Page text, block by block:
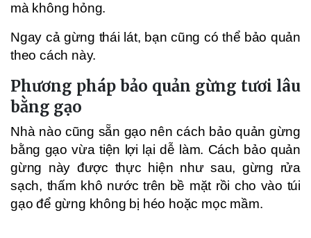
mà không hỏng.
Ngay cả gừng thái lát, bạn cũng có thể bảo quản
theo cách này.
Phương pháp bảo quản gừng tươi lâu
bằng gạo
Nhà nào cũng sẵn gạo nên cách bảo quản gừng
bằng gạo vừa tiện lợi lại dễ làm. Cách bảo quản
gừng này được thực hiện như sau, gừng rửa
sạch, thấm khô nước trên bề mặt rồi cho vào túi
gạo để gừng không bị héo hoặc mọc mầm.